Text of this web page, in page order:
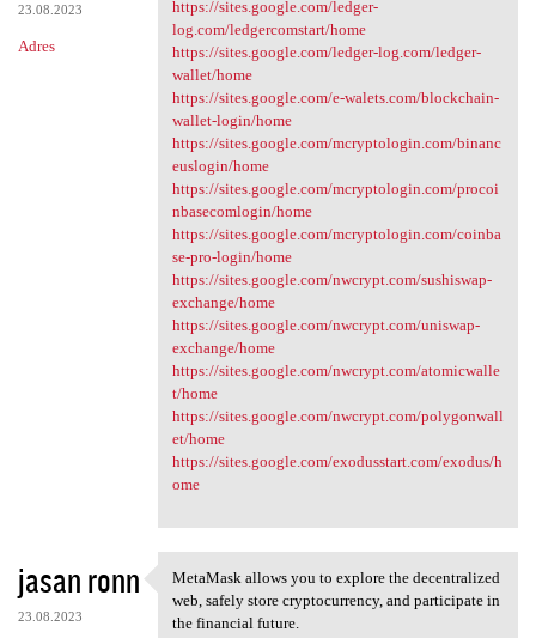
23.08.2023
Adres
https://sites.google.com/ledger-
log.com/ledgercomstart/home
https://sites.google.com/ledger-log.com/ledger-
wallet/home
https://sites.google.com/e-walets.com/blockchain-
wallet-login/home
https://sites.google.com/mcryptologin.com/binanc
euslogin/home
https://sites.google.com/mcryptologin.com/procoi
nbasecomlogin/home
https://sites.google.com/mcryptologin.com/coinba
se-pro-login/home
https://sites.google.com/nwcrypt.com/sushiswap-
exchange/home
https://sites.google.com/nwcrypt.com/uniswap-
exchange/home
https://sites.google.com/nwcrypt.com/atomicwalle
t/home
https://sites.google.com/nwcrypt.com/polygonwall
et/home
https://sites.google.com/exodusstart.com/exodus/h
ome
jasan ronn
23.08.2023
MetaMask allows you to
MetaMask allows you to explore the decentralized
web, safely store cryptocurrency, and participate in
the financial future.